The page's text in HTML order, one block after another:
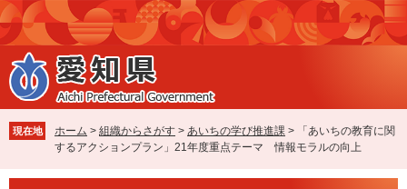
ペ
ー
ジ
の
先
で
す
メ
ニ
ュ
ー
を
ば
し
本
現在地 ホーム > 組織からさがす > あいちの学び推進課 >
「あいちの教育に関
するアクションプラン」21年度重点テーマ 情報モラルの向上